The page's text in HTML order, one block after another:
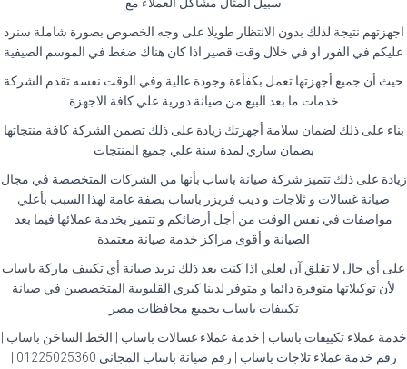
اجهزتهم نتيجة لذلك بدون الانتظار طويلا على وجه الخصوص بصورة شاملة سنرد
عليكم في الفور او في خلال وقت قصير اذا كان هناك ضغط في الموسم الصيفية
حيث أن جميع أجهزتها تعمل بكفأءة وجودة عالية وفي الوقت نفسه تقدم الشركة
خدمات ما بعد البيع من صيانة دورية علي كافة الاجهزة
بناء على ذلك لضمان سلامة أجهزتك زيادة على ذلك تضمن الشركة كافة منتجاتها
بضمان ساري لمدة سنة علي جميع المنتجات
زيادة على ذلك تتميز شركة صيانة باساب بأنها من الشركات المتخصصة في مجال
صيانة غسالات و ثلاجات و ديب فريزر باساب بصفة عامة لهذا السبب بأعلي
مواصفات في نفس الوقت من أجل أرضائكم و تتميز بخدمة عملائها فيما بعد
الصيانة و أقوى مراكز خدمة صيانة معتمدة
على أي حال لا تقلق آن لعلي اذا كنت بعد ذلك تريد صيانة أي تكييف ماركة باساب
لأن توكيلاتها متوفرة دائما و متوفر لدينا كبري القليوبية المتخصصين في صيانة
تكييفات باساب بجميع محافظات مصر
خدمة عملاء تكييفات باساب | خدمة عملاء غسالات باساب | الخط الساخن باساب |